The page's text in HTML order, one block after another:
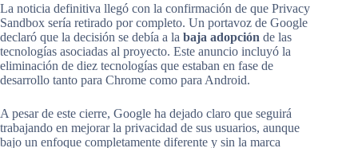
La noticia definitiva llegó con la confirmación de que Privacy
Sandbox sería retirado por completo. Un portavoz de Google
declaró que la decisión se debía a la baja adopción de las
tecnologías asociadas al proyecto. Este anuncio incluyó la
eliminación de diez tecnologías que estaban en fase de
desarrollo tanto para Chrome como para Android.
A pesar de este cierre, Google ha dejado claro que seguirá
trabajando en mejorar la privacidad de sus usuarios, aunque
bajo un enfoque completamente diferente y sin la marca